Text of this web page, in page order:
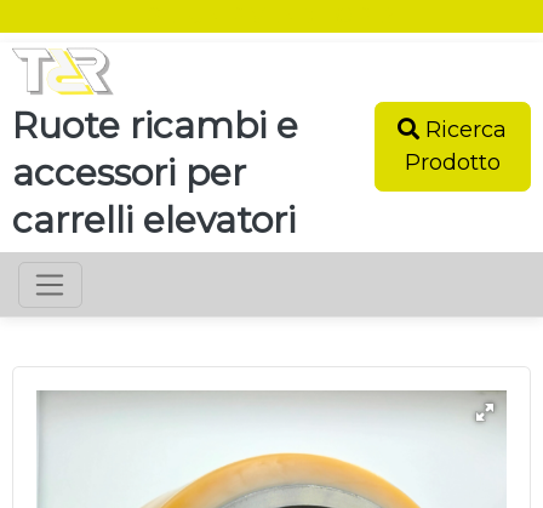
Ruote ricambi e
accessori per
carrelli elevatori
Ricerca
Prodotto